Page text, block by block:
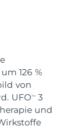
126 %
von
UFOTM
3
und